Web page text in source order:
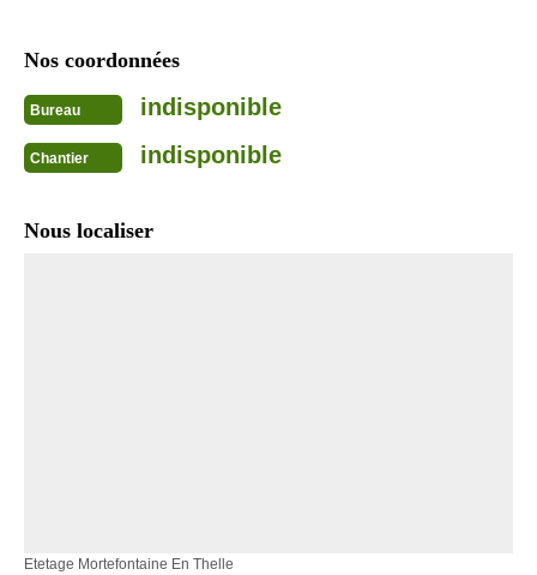
Nos coordonnées
Bureau indisponible
Chantier indisponible
Nous localiser
Etetage Mortefontaine En Thelle